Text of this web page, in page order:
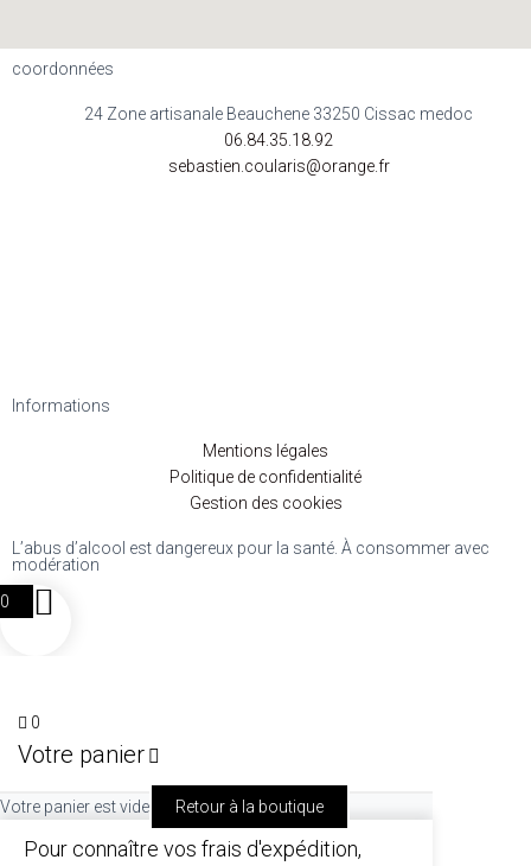
coordonnées
24 Zone artisanale Beauchene 33250 Cissac medoc
06.84.35.18.92
sebastien.coularis@orange.fr
Informations
Mentions légales
Politique de confidentialité
Gestion des cookies
L’abus d’alcool est dangereux pour la santé. À consommer avec
modération
0
0
Votre panier
Votre panier est vide Retour à la boutique
Pour connaître vos frais d'expédition,